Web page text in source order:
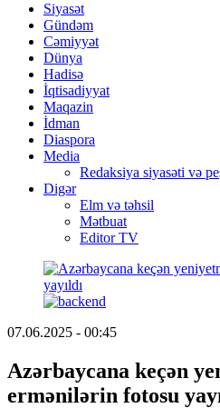
Siyasət
Gündəm
Cəmiyyət
Dünya
Hadisə
İqtisadiyyat
Maqazin
İdman
Diaspora
Media
Redaksiya siyasəti və
Digər
Elm və təhsil
Mətbuat
Editor TV
07.06.2025 - 00:45
Azərbaycana keçən
ermənilərin fotosu